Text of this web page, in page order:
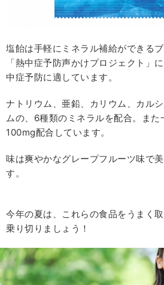
塩飴は手軽にミネラル補給ができるブ
「熱中症予防声かけプロジェクト」
中症予防に適しています。
ナトリウム、亜鉛、カリウム、カル
ムの、6種類のミネラルを配合。また
100mg配合しています。
味は爽やかなグレープフルーツ味で
す。
今年の夏は、これらの食品をうまく
乗り切りましょう！